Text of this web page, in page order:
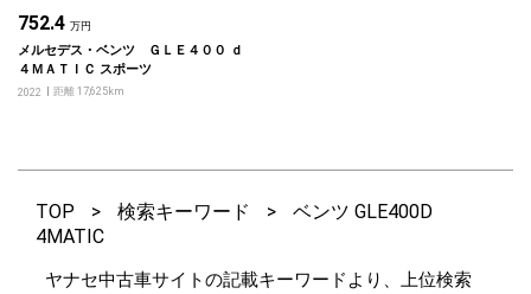
752.4 万円
メルセデス・ベンツ ＧＬＥ４００ ｄ
４ＭＡＴＩＣ スポーツ
2022 距離 17,625km
TOP > 検索キーワード >
ベンツ GLE400D
4MATIC
ヤナセ中古車サイトの記載キーワードより、上位検索